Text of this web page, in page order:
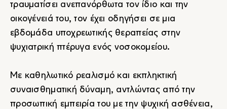
τραυματίσει ανεπανόρθωτα τον ίδιο και την
οικογένειά του, τον έχει οδηγήσει σε μια
εβδομάδα υποχρεωτικής θεραπείας στην
ψυχιατρική πτέρυγα ενός νοσοκομείου.
Με καθηλωτικό ρεαλισμό και εκπληκτική
συναισθηματική δύναμη, αντλώντας από την
προσωπική εμπειρία του με την ψυχική ασθένεια,